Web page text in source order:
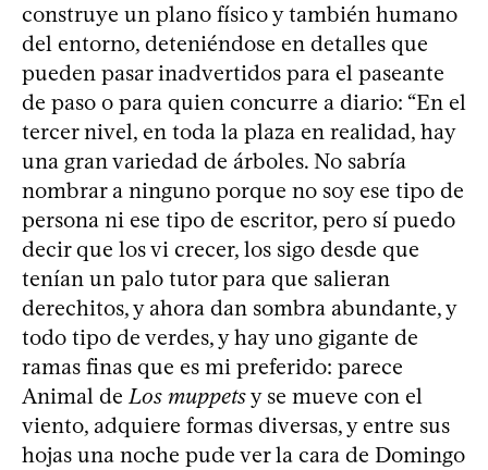
construye un plano físico y también humano
del entorno, deteniéndose en detalles que
pueden pasar inadvertidos para el paseante
de paso o para quien concurre a diario: “En el
tercer nivel, en toda la plaza en realidad, hay
una gran variedad de árboles. No sabría
nombrar a ninguno porque no soy ese tipo de
persona ni ese tipo de escritor, pero sí puedo
decir que los vi crecer, los sigo desde que
tenían un palo tutor para que salieran
derechitos, y ahora dan sombra abundante, y
todo tipo de verdes, y hay uno gigante de
ramas finas que es mi preferido: parece
Animal deLos muppetsy se mueve con el
viento, adquiere formas diversas, y entre sus
hojas una noche pude ver la cara de Domingo